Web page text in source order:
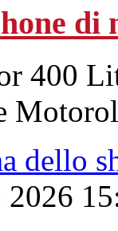
di
400
dello
2026